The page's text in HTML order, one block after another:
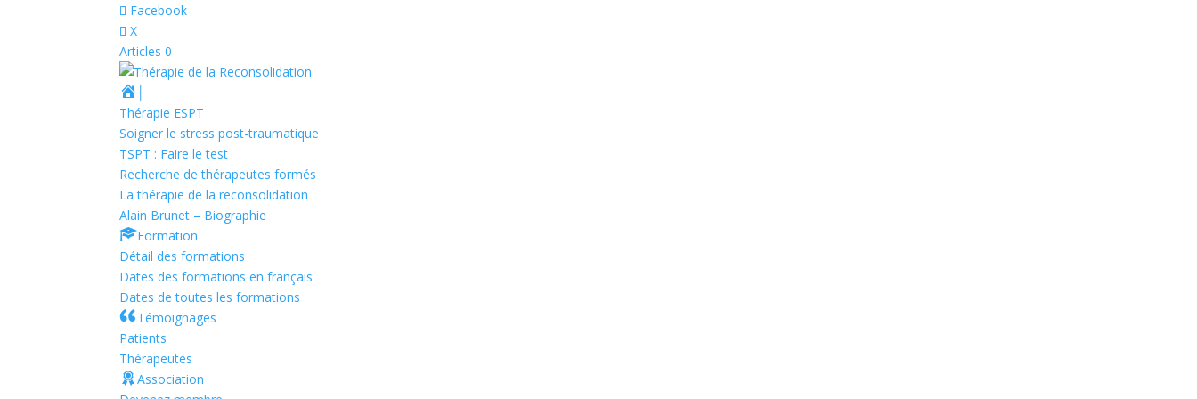
Facebook
X
Articles 0
Thérapie ESPT
Soigner le stress post-traumatique
TSPT : Faire le test
Recherche de thérapeutes formés
La thérapie de la reconsolidation
Alain Brunet – Biographie
Formation
Détail des formations
Dates des formations en français
Dates de toutes les formations
Témoignages
Patients
Thérapeutes
Association